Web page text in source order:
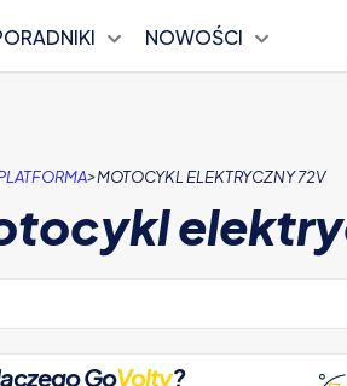
NOWOŚCI
>MOTOCYKL ELEKTRYCZNY 72V
GoVolty?